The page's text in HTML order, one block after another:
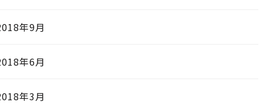
年9月
年6月
年3月